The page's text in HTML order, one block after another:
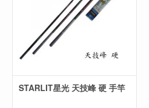
STARLIT星光 天技峰 硬 手竿